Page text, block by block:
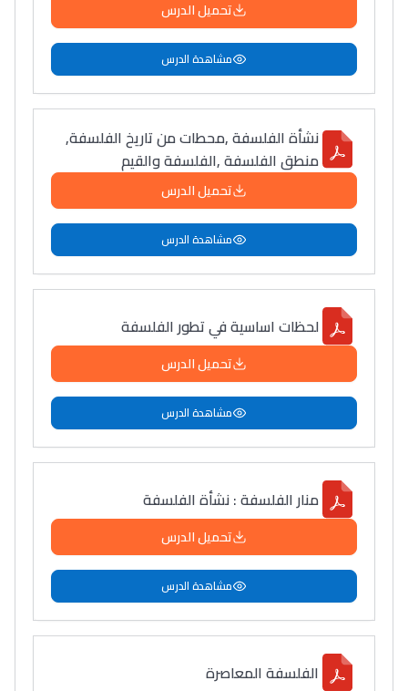
تحميل الدرس
مشاهدة الدرس
نشأة الفلسفة ,محطات من تاريخ الفلسفة,
منطق الفلسفة ,الفلسفة والقيم
تحميل الدرس
مشاهدة الدرس
لحظات اساسية في تطور الفلسفة
تحميل الدرس
مشاهدة الدرس
منار الفلسفة : نشأة الفلسفة
تحميل الدرس
مشاهدة الدرس
الفلسفة المعاصرة